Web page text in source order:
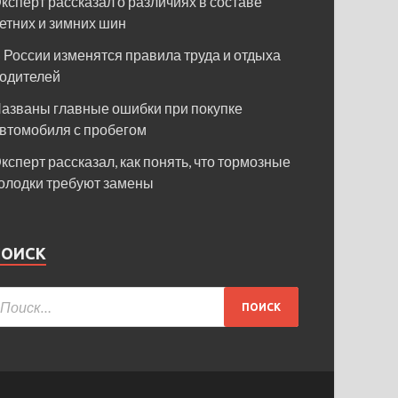
и зимних шин
России изменятся правила труда и отдыха
главные ошибки при покупке
с пробегом
рассказал, как понять, что тормозные
требуют замены